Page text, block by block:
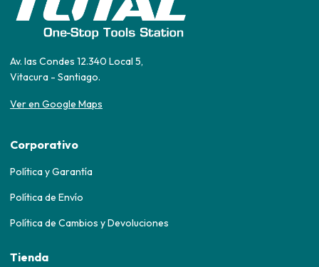
Av. las Condes 12.340 Local 5,
Vitacura - Santiago.
Ver en Google Maps
Corporativo
Política y Garantía
Política de Envío
Política de Cambios y Devoluciones
Tienda